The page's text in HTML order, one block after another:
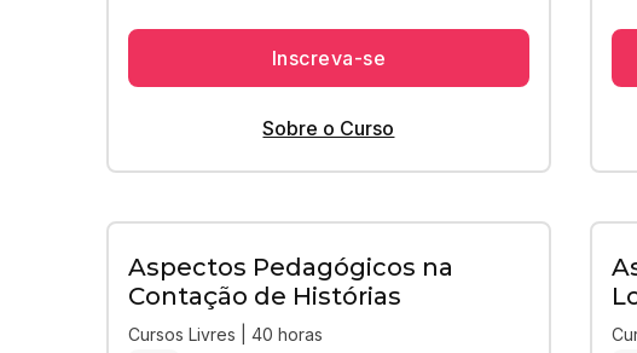
Inscreva-se
Sobre o Curso
Aspectos Pedagógicos na
Contação de Histórias
Cursos Livres | 40 horas